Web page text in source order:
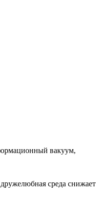
вакуум,
среда снижает